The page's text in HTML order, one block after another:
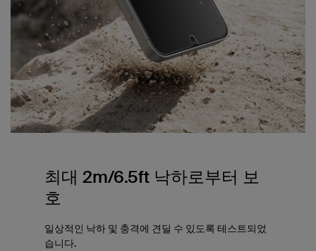
최대 2m/6.5ft 낙하로부터 보
호
일상적인 낙하 및 충격에 견딜 수 있도록 테스트되었
습니다.